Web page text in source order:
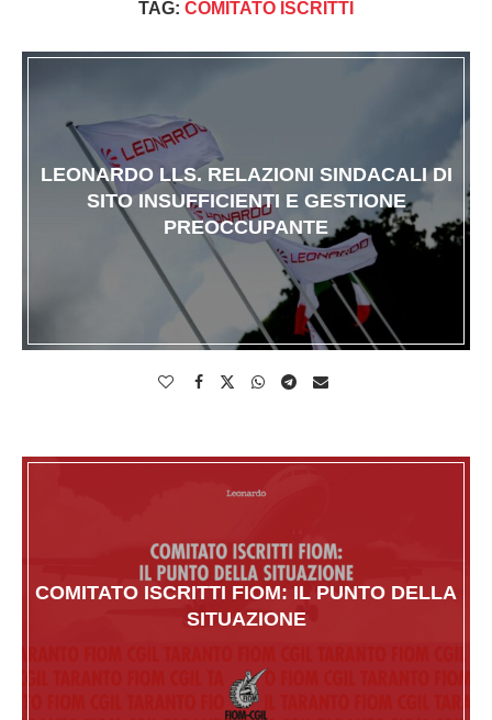
TAG: COMITATO ISCRITTI
LEONARDO LLS. RELAZIONI SINDACALI DI
SITO INSUFFICIENTI E GESTIONE
PREOCCUPANTE
COMITATO ISCRITTI FIOM: IL PUNTO DELLA
SITUAZIONE